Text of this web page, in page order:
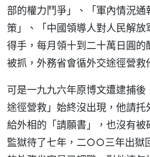
部的權力鬥爭」、「軍內情況
策」、「中國領導人對人民解
得手，每月領十到二十萬日圓
被抓，外務省會循外交途徑營救
可是一九九六年原博文遭逮捕
途徑營救」始終沒出現，他請
給外相的「請願書」，也沒有
監獄待了七年，二○○三年出獄